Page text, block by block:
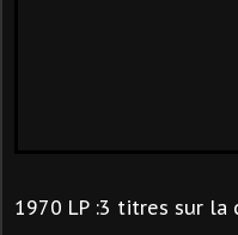
1970 LP :3 titres sur